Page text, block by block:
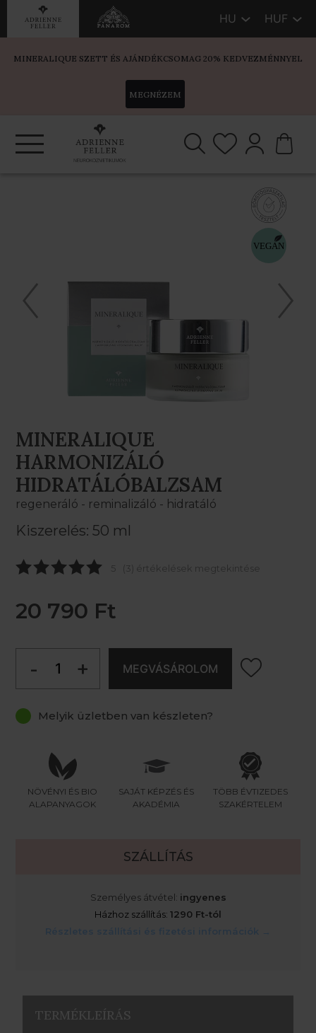
HU HUF
MINERALIQUE SZETT ÉS AJÁNDÉKCSOMAG 20% KEDVEZMÉNNYEL
MEGNÉZEM
MINERALIQUE
HARMONIZÁLÓ
HIDRATÁLÓBALZSAM
regeneráló - reminalizáló - hidratáló
Kiszerelés: 50 ml
5 (3) értékelések megtekintése
20 790 Ft
- + MEGVÁSÁROLOM
Melyik üzletben van készleten?
NÖVÉNYI ÉS BIO
ALAPANYAGOK
SAJÁT KÉPZÉS ÉS
AKADÉMIA
TÖBB ÉVTIZEDES
SZAKÉRTELEM
SZÁLLÍTÁS
Személyes átvétel: ingyenes
Házhoz szállítás: 1290 Ft-tól
Részletes szállítási és fizetési információk →
TERMÉKLEÍRÁS